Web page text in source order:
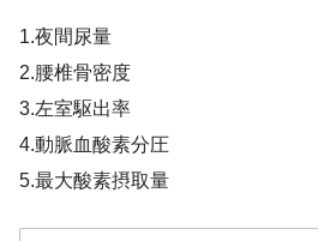
2021年改訂版心血管疾
1.夜間尿量
2.腰椎骨密度
3.左室駆出率
4.動脈血酸素分圧
5.最大酸素摂取量